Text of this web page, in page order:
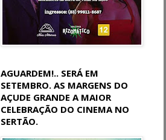
AGUARDEM!.. SERÁ EM
SETEMBRO. AS MARGENS DO
AÇUDE GRANDE A MAIOR
CELEBRAÇÃO DO CINEMA NO
SERTÃO.